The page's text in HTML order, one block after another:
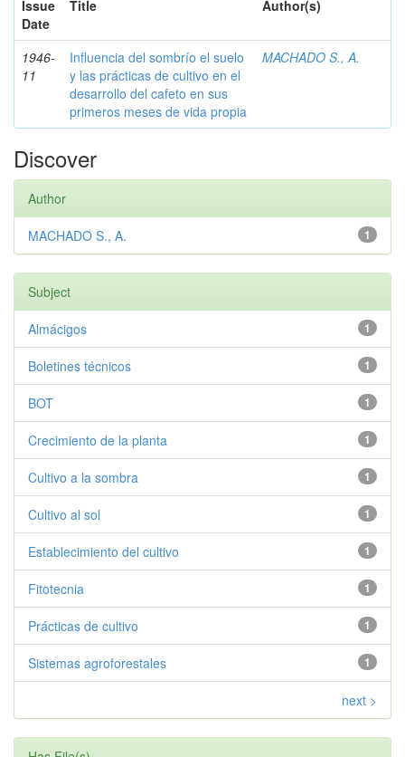
Issue
Date
Title Author(s)
1946-
11
Influencia del sombrío el suelo
y las prácticas de cultivo en el
desarrollo del cafeto en sus
primeros meses de vida propia
MACHADO S., A.
Discover
Author
1
MACHADO S., A.
Subject
1
Almácigos
1
Boletines técnicos
1
BOT
1
Crecimiento de la planta
1
Cultivo a la sombra
1
Cultivo al sol
1
Establecimiento del cultivo
1
Fitotecnia
1
Prácticas de cultivo
1
Sistemas agroforestales
next >